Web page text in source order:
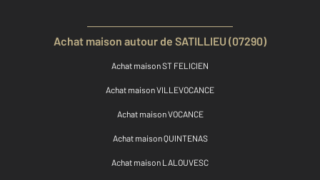
Achat maison autour de SATILLIEU (07290)
Achat maison ST FELICIEN
Achat maison VILLEVOCANCE
Achat maison VOCANCE
Achat maison QUINTENAS
Achat maison LALOUVESC